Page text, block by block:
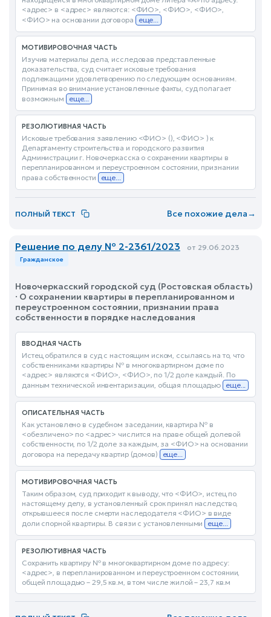
<адрес> в <адрес> являются: <ФИО>, <ФИО>, <ФИО>,
<ФИО> на основании договора
еще...
МОТИВИРОВОЧНАЯ ЧАСТЬ
Изучив материалы дела, исследовав представленные
доказательства, суд считает исковые требования
подлежащими удовлетворению по следующим основаниям.
Принимая во внимание установленные факты, суд полагает
возможным
еще...
РЕЗОЛЮТИВНАЯ ЧАСТЬ
Исковые требования заявлению <ФИО> (), <ФИО> ) к
Департаменту строительства и городского развития
Администрации г. Новочеркасска о сохранении квартиры в
перепланированном и переустроенном состоянии, признании
права собственности
еще...
ПОЛНЫЙ ТЕКСТ Все похожие дела→
Решение по делу № 2-2361/2023 от 29.06.2023
Гражданское
Новочеркасский городской суд (Ростовская область)
· О сохранении квартиры в перепланированном и
переустроенном состоянии, признании права
собственности в порядке наследования
ВВОДНАЯ ЧАСТЬ
Истец обратился в суд с настоящим иском, ссылаясь на то, что
собственниками квартиры № в многоквартирном доме по
<адрес> являются <ФИО>, <ФИО>, по 1/2 доле каждый. По
данным технической инвентаризации, общая площадью еще...
ОПИСАТЕЛЬНАЯ ЧАСТЬ
Как установлено в судебном заседании, квартира № в
<обезличено> по <адрес> числится на праве общей долевой
собственности, по 1/2 доле за каждым, за <ФИО> на основании
договора на передачу квартир (домов)
еще...
МОТИВИРОВОЧНАЯ ЧАСТЬ
Таким образом, суд приходит к выводу, что <ФИО>, истец по
настоящему делу, в установленный срок принял наследство,
открывшееся после смерти наследодателя <ФИО> в виде
доли спорной квартиры. В связи с установленными еще...
РЕЗОЛЮТИВНАЯ ЧАСТЬ
Сохранить квартиру № в многоквартирном доме по адресу:
<адрес>, в перепланированном и переустроенном состоянии,
общей площадью – 29,5 кв.м, в том числе жилой – 23,7 кв.м